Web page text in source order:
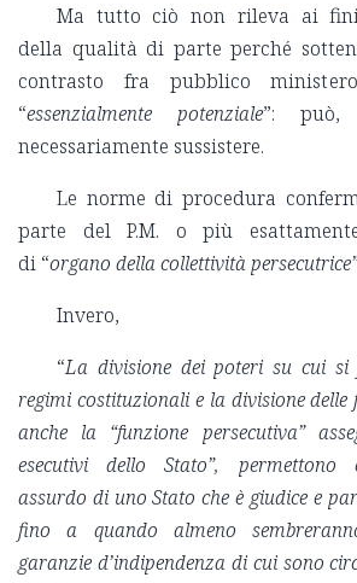
Ma tutto ciò non rileva ai fini
della qualità di parte perché
contrasto fra pubblico
“essenzialmente potenziale”: può,
necessariamente sussistere.
Le norme di procedura
parte del P.M. o più
di “organo della collettività
Invero,
“La divisione dei poteri su cui
regimi costituzionali e la divisione
anche la “funzione persecutiva”
esecutivi dello Stato”, permettono
assurdo di uno Stato che è giudice e
fino a quando almeno
garanzie d’indipendenza di cui sono